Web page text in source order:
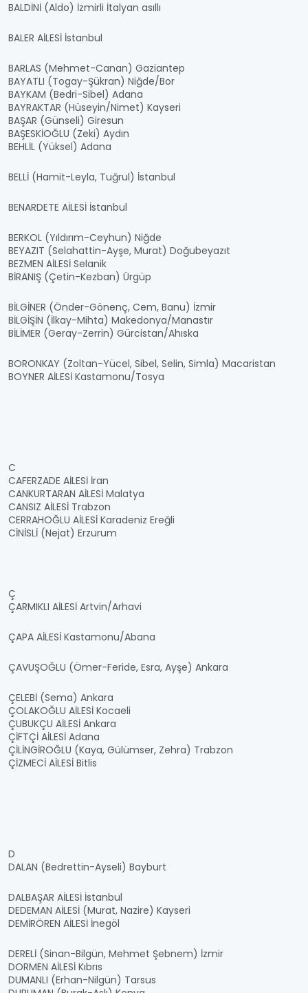
BALDİNİ (Aldo) İzmirli İtalyan asıllı
BALER AİLESİ İstanbul
BARLAS (Mehmet-Canan) Gaziantep
BAYATLI (Togay-Şükran) Niğde/Bor
BAYKAM (Bedri-Sibel) Adana
BAYRAKTAR (Hüseyin/Nimet) Kayseri
BAŞAR (Günseli) Giresun
BAŞESKİOĞLU (Zeki) Aydın
BEHLİL (Yüksel) Adana
BELLİ (Hamit-Leyla, Tuğrul) İstanbul
BENARDETE AİLESİ İstanbul
BERKOL (Yıldırım-Ceyhun) Niğde
BEYAZIT (Selahattin-Ayşe, Murat) Doğubeyazıt
BEZMEN AİLESİ Selanik
BİRANIŞ (Çetin-Kezban) Ürgüp
BİLGİNER (Önder-Gönenç, Cem, Banu) İzmir
BİLGİŞİN (İlkay-Mihta) Makedonya/Manastır
BİLİMER (Geray-Zerrin) Gürcistan/Ahıska
BORONKAY (Zoltan-Yücel, Sibel, Selin, Simla) Macaristan
BOYNER AİLESİ Kastamonu/Tosya
C
CAFERZADE AİLESİ İran
CANKURTARAN AİLESİ Malatya
CANSIZ AİLESİ Trabzon
CERRAHOĞLU AİLESİ Karadeniz Ereğli
CİNİSLİ (Nejat) Erzurum
Ç
ÇARMIKLI AİLESİ Artvin/Arhavi
ÇAPA AİLESİ Kastamonu/Abana
ÇAVUŞOĞLU (Ömer-Feride, Esra, Ayşe) Ankara
ÇELEBİ (Sema) Ankara
ÇOLAKOĞLU AİLESİ Kocaeli
ÇUBUKÇU AİLESİ Ankara
ÇİFTÇİ AİLESİ Adana
ÇİLİNGİROĞLU (Kaya, Gülümser, Zehra) Trabzon
ÇİZMECİ AİLESİ Bitlis
D
DALAN (Bedrettin-Ayseli) Bayburt
DALBAŞAR AİLESİ İstanbul
DEDEMAN AİLESİ (Murat, Nazire) Kayseri
DEMİRÖREN AİLESİ İnegöl
DERELİ (Sinan-Bilgün, Mehmet Şebnem) İzmir
DORMEN AİLESİ Kıbrıs
DUMANLI (Erhan-Nilgün) Tarsus